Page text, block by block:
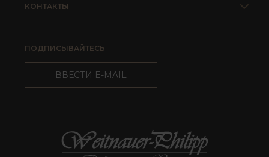
КОНТАКТЫ
ПОДПИСЫВАЙТЕСЬ
ВВЕСТИ E-MAIL